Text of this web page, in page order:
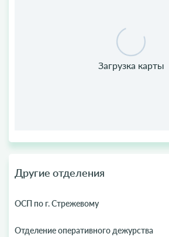
Другие отделения
ОСП по г. Стрежевому
Отделение оперативного дежурства